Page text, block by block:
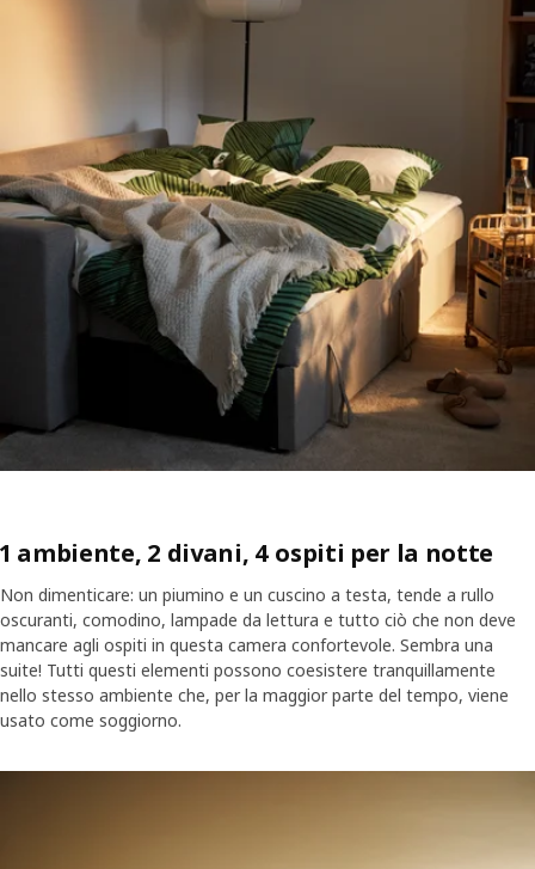
1 ambiente, 2 divani, 4 ospiti per la notte
Non dimenticare: un piumino e un cuscino a testa, tende a rullo
oscuranti, comodino, lampade da lettura e tutto ciò che non deve
mancare agli ospiti in questa camera confortevole. Sembra una
suite! Tutti questi elementi possono coesistere tranquillamente
nello stesso ambiente che, per la maggior parte del tempo, viene
usato come soggiorno.